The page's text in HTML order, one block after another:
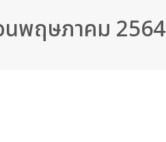
นพฤษภาคม 2564